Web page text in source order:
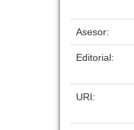
Asesor:
Editorial:
URI: